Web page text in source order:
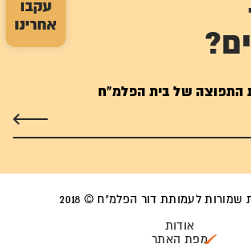
עקבו
אחרינו
התפוצה של בית הפלמ"ח
שמורות לעמותת דור הפלמ"ח © 2018
אודות
מפת האתר